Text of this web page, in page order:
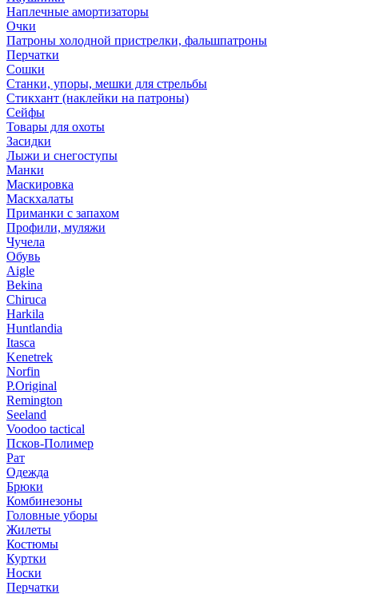
Наплечные амортизаторы
Очки
Патроны холодной пристрелки, фальшпатроны
Перчатки
Сошки
Станки, упоры, мешки для стрельбы
Стикхант (наклейки на патроны)
Сейфы
Товары для охоты
Засидки
Лыжи и снегоступы
Манки
Маскировка
Маскхалаты
Приманки с запахом
Профили, муляжи
Чучела
Обувь
Aigle
Bekina
Chiruсa
Harkila
Huntlandia
Itasca
Kenetrek
Norfin
P.Original
Remington
Seeland
Voodoo tactical
Псков-Полимер
Рат
Одежда
Брюки
Комбинезоны
Головные уборы
Жилеты
Костюмы
Куртки
Носки
Перчатки